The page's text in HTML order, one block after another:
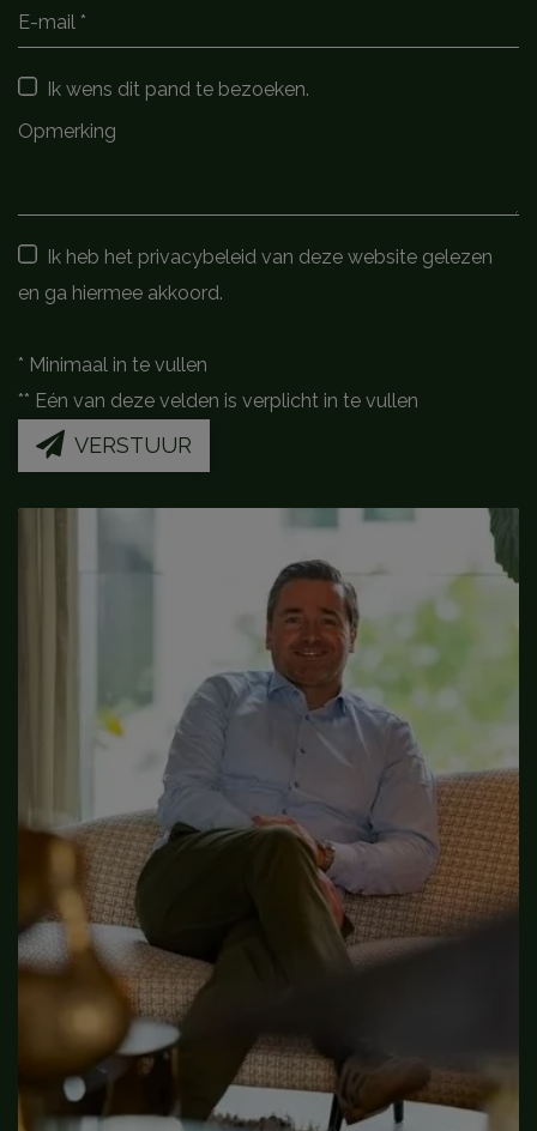
Ik wens dit pand te bezoeken.
Ik heb het privacybeleid van deze website gelezen
en ga hiermee akkoord.
* Minimaal in te vullen
** Eén van deze velden is verplicht in te vullen
VERSTUUR